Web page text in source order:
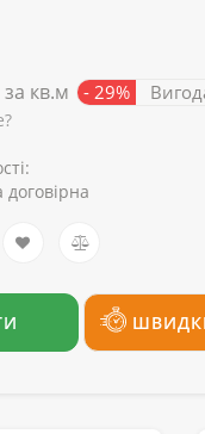
за кв.м - 29%
договірна